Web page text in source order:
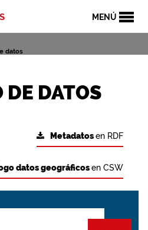
MENÚ
datos
DE DATOS
Metadatosen RDF
datos geográficosen CSW